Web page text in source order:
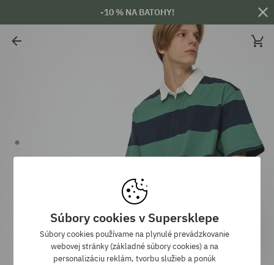
-10 % NA BATOHY!
Súbory cookies v Supersklepe
Súbory cookies používame na plynulé prevádzkovanie
webovej stránky (základné súbory cookies) a na
personalizáciu reklám, tvorbu služieb a ponúk